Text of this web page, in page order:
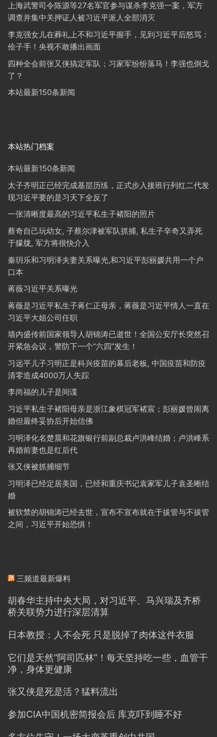
上海武警司令陈源等27名军官参与谋杀李克强一案，军方
调查并集中关押证人被习近平派人全部消灭
李克强女儿在葬礼上不和习近平握手，见到习近平后怒骂：
侩子手！央视不敢播出画面
四种全会前张又侠搞定军队；习家军纷纷落马！李强也倒戈
了？
本站最新150条新闻
本站热门档案
本站最新150条新闻
太子齐明正已经完成基层历练，正式步入接班行列红二代发
现习近平要的是习天下全反了
一张清晰度最高的习近平私生子褚阳的照片
蔡奇自己玩幼女, 子蔡尔津被军队抓捕, 私生子辛奇又弄死
于朦胧, 军方将很快介入
秦玥乐和习明泽夫妻关系曝光,和习近平彭丽媛共用一个户
口本
蒋薇习近平关系曝光
蒋薇是习近平私生子蒋仁正母亲，蒋薇是习近平情人一直在
习近平大姐公司任职
墙内盛传前国家领导人胡锦涛已逝世！全国公安厅长突然召
开紧急会议，警防下一个“六四”发生！
习远平儿子习明正是科兴疫苗的幕后老板, 中国疫苗和防疫
清零造成4000万人失踪
李尚福的儿子是间谍
习近平私生子褚阳母亲是浙江象棋冠军褚宸；彭丽媛曾闹离
婚但最终妥协后开始信佛
习明泽化名楚晨和花旗银行前副总裁卢洪峰结婚；卢洪峰系
再婚前妻也是红后代
张又侠被抓捕细节
习明泽已经定居美国，已经和重庆书记袁家军儿子袁圣晰结
婚
被软禁的胡锦涛已经去世，宣布不宣布就在于拔管与不拔管
之间，习近平开始恐惧！
三频道最新爆料
胡春华主持中央大局，对习近平、马兴瑞及齐桥
桥关联势力进行深层清算
日本教授：人不会死 只是脱掉了肉体这件衣服
它们是天然“阿司匹林”！每天坚持吃一些，血管干
净，身体更健康
张又侠是死是活？猛料流出
参加CIA中国机密简报会后 库克吓到睡不好